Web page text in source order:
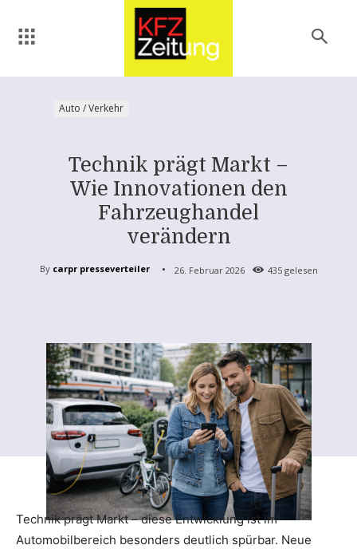
Auto / Verkehr
Technik prägt Markt –
Wie Innovationen den
Fahrzeughandel
verändern
By carpr presseverteiler 26. Februar 2026 435gelesen
Technik prägt Markt – diese Entwicklung ist im
Automobilbereich besonders deutlich spürbar. Neue